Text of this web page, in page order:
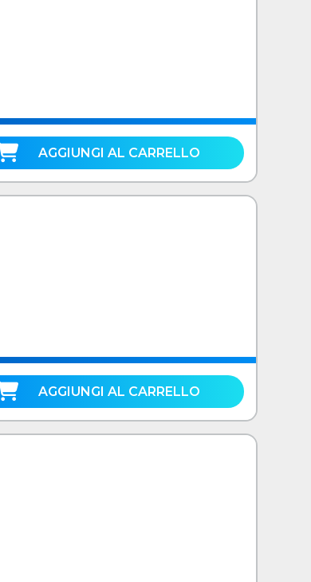
AGGIUNGI AL CARRELLO
AGGIUNGI AL CARRELLO